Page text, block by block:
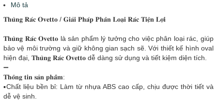
Mô tả
𝐓𝐡𝐮̀𝐧𝐠 𝐑𝐚́𝐜 𝐎𝐯𝐞𝐭𝐭𝐨 / 𝐆𝐢𝐚̉𝐢 𝐏𝐡𝐚́𝐩 𝐏𝐡𝐚̂𝐧 𝐋𝐨𝐚̣𝐢 𝐑𝐚́𝐜 𝐓𝐢𝐞̣̂𝐧 𝐋𝐨̛̣𝐢
𝐓𝐡𝐮̀𝐧𝐠 𝐑𝐚́𝐜 𝐎𝐯𝐞𝐭𝐭𝐨 là sản phẩm lý tưởng cho việc phân loại rác, giúp
bảo vệ môi trường và giữ không gian sạch sẽ. Với thiết kế hình oval
hiện đại, 𝐓𝐡𝐮̀𝐧𝐠 𝐑𝐚́𝐜 𝐎𝐯𝐞𝐭𝐭𝐨 dễ dàng sử dụng và tiết kiệm diện tích.
➖
𝐓𝐡𝐨̂𝐧𝐠 𝐭𝐢𝐧 𝐬𝐚̉𝐧 𝐩𝐡𝐚̂̉𝐦:
▪️Chất liệu bền bỉ: Làm từ nhựa ABS cao cấp, chịu được thời tiết và
dễ vệ sinh.